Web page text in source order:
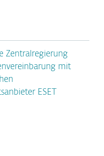
Zentralregierung
mit
ESET